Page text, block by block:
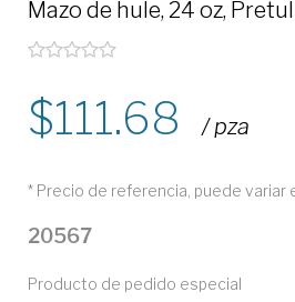
Mazo de hule, 24 oz,
111.68 / pza
* Precio de referencia, puede variar
20567
Producto de pedido especial